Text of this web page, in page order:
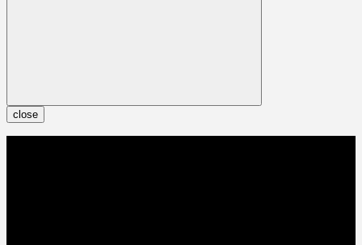
close